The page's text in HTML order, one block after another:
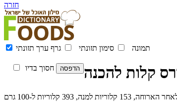
חזרה
תמונה סימון תזונתי גרף ערך תזונתי
חסוך בדיו קלות להכנה
קלוריות ל-100 גרם